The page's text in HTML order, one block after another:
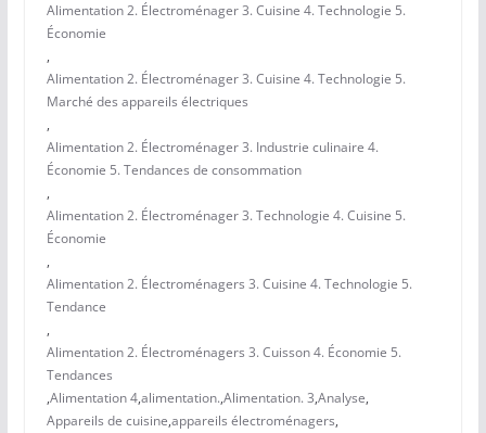
Alimentation 2. Électroménager 3. Cuisine 4. Technologie 5.
Économie
,
Alimentation 2. Électroménager 3. Cuisine 4. Technologie 5.
Marché des appareils électriques
,
Alimentation 2. Électroménager 3. Industrie culinaire 4.
Économie 5. Tendances de consommation
,
Alimentation 2. Électroménager 3. Technologie 4. Cuisine 5.
Économie
,
Alimentation 2. Électroménagers 3. Cuisine 4. Technologie 5.
Tendance
,
Alimentation 2. Électroménagers 3. Cuisson 4. Économie 5.
Tendances
,Alimentation 4,alimentation.,Alimentation. 3,Analyse,
Appareils de cuisine,appareils électroménagers,